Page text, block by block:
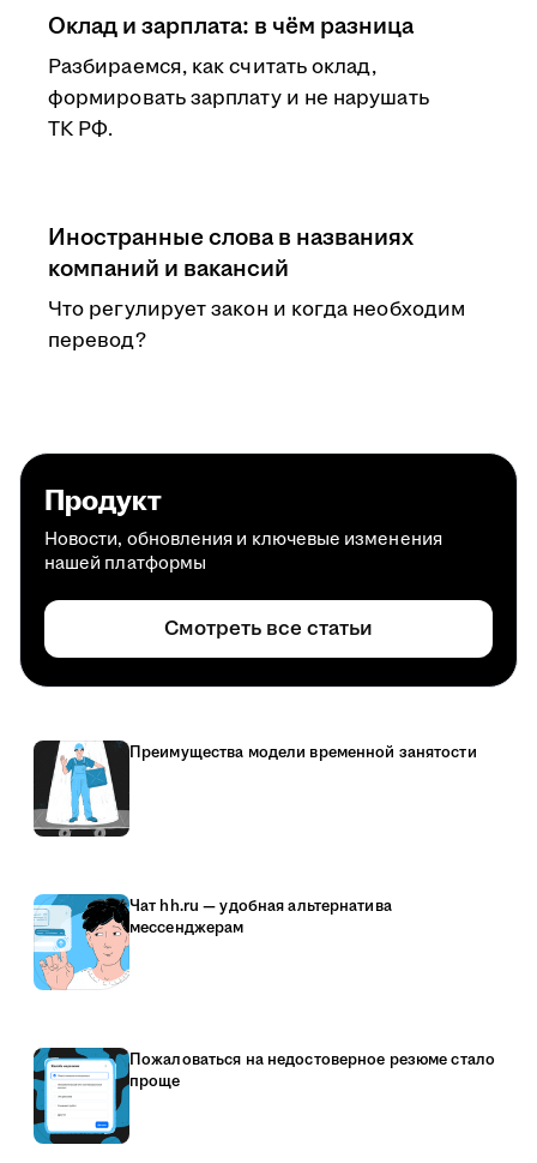
Оклад и зарплата: в чём разница
Разбираемся, как считать оклад,
формировать зарплату и не нарушать
ТК РФ.
Иностранные слова в названиях
компаний и вакансий
Что регулирует закон и когда необходим
перевод?
Продукт
Новости, обновления и ключевые изменения
нашей платформы
Смотреть все статьи
Преимущества модели временной занятости
Чат hh.ru — удобная альтернатива
мессенджерам
Пожаловаться на недостоверное резюме стало
проще